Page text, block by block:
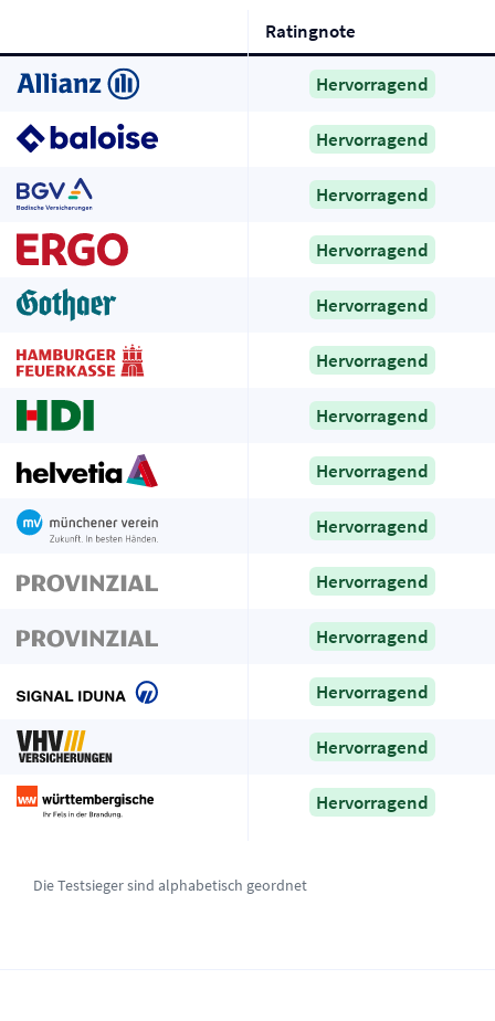
Ratingnote
Hervorragend
Hervorragend
Hervorragend
Hervorragend
Hervorragend
Hervorragend
Hervorragend
Hervorragend
Hervorragend
Hervorragend
Hervorragend
Hervorragend
Hervorragend
Hervorragend
Die Testsieger sind alphabetisch geordnet